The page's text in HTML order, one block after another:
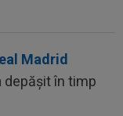
Madrid
depășit în timp